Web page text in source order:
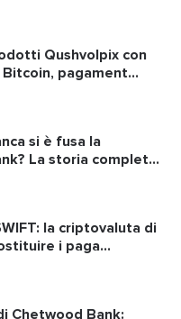
Qushvolpix con
pagament...
si è fusa la
La storia completa
la criptovaluta di
i paga...
Chetwood Bank: